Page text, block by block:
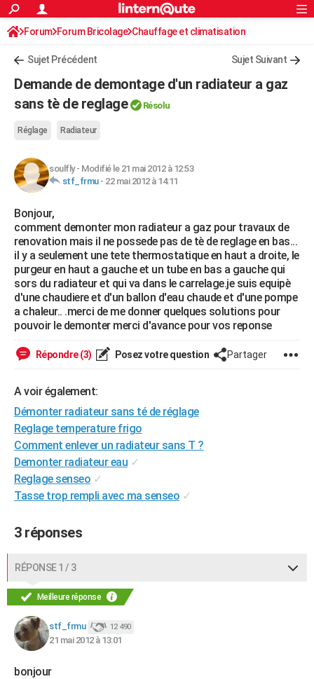
ACTUALITÉS
Politique
Société
Faits Divers
Education
Monde
Villes
+
Programme TV
Streaming
Sorties cinéma
FINANCE
Retraite
Impôts
Epargne
Immobilier
Risques naturels par ville
Banque
Assurance
Crédit
AUTO
Essais
Réserver un essai
Citadines
Berlines
SUV
Forum auto
HIGH-TECH
Mobiles
Meilleur smartphone
Internet
Ordinateurs
Jeux vidéo
Guide high-tech
+BRICOLAGE
Forum
Aménagement intérieur
Extérieur
Cuisine
Salle de bains
Jardinage
Rangement
WEEK-END
Guides de France
Escapades
Patrimoine
Expositions
Musées
Week-end nature
+LIFESTYLE
Art de vivre
Bien-être
Loisirs
Mode
Modes de vie
SANTE
Alimentation
Guide de la santé
Maladies
Médicaments
Sommeil
VOYAGE
Destinations
City break
Voyage nature
Voyage de noces
Forum
Climat
PHOTO
GUIDES D'ACHAT
BONS PLANS
CARTE DE VOEUX
Carte de Noël
Carte Bonne année
Carte Saint-Valentin
Carte Pâques
Carte d'anniversaire
DICTIONNAIRE
Dictionnaire
Biographies
Citations
Expressions
Proverbes
PROGRAMME TV
COPAINS D'AVANT
S'inscrire
Se connecter
Lycées
Collèges
Primaires
Universités
Entreprises
Service militaire
Avis de recherche
AVIS DE DÉCÈS
Lifestyle
Sport
Television
Cinema
Rechercher
S'inscrire
Connexion
Forum Forum Bricolage Chauffage et climatisation
Sujet Précédent Sujet Suivant
Demande de demontage d'un radiateur a gaz
sans tè de reglage
Résolu
Réglage Radiateur
soulfly- Modifié le 21 mai 2012 à 12:53
stf_frmu- 22 mai 2012 à 14:11
Bonjour,
comment demonter mon radiateur a gaz pour travaux de
renovation mais il ne possede pas de tè de reglage en bas...
il y a seulement une tete thermostatique en haut a droite, le
purgeur en haut a gauche et un tube en bas a gauche qui
sors du radiateur et qui va dans le carrelage.je suis equipè
d'une chaudiere et d'un ballon d'eau chaude et d'une pompe
a chaleur.. .merci de me donner quelques solutions pour
pouvoir le demonter merci d'avance pour vos reponse
Répondre (3) Posez votre question Partager
A voir également:
Démonter radiateur sans té de réglage
Reglage temperature frigo
Comment enlever un radiateur sans T ?
Demonter radiateur eau ✓
Reglage senseo ✓
Tasse trop rempli avec ma senseo ✓
3 réponses
RÉPONSE 1 / 3
Meilleure réponse
stf_frmu 12 490
21 mai 2012 à 13:01
bonjour